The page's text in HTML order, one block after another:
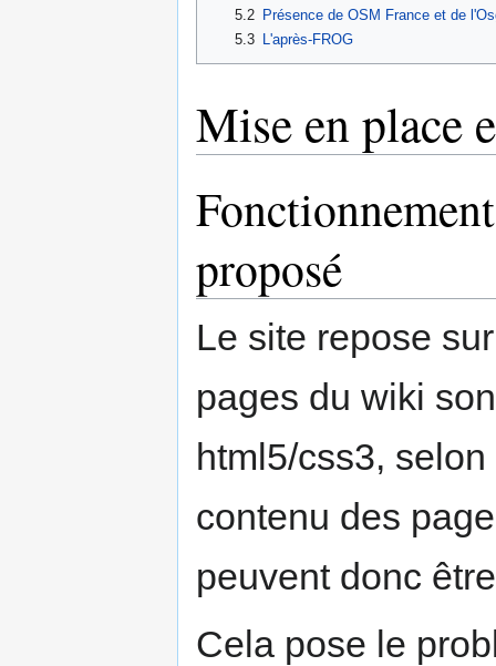
5.2 Présence de OSM France et de
5.3
L'après-FROG
Mise en place
proposé
Le site repose
pages du wiki
html5/css3,
contenu des
peuvent donc
Cela pose le